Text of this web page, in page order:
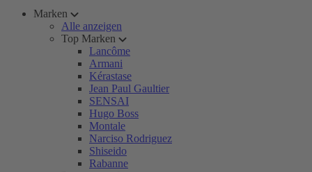
Marken
Alle anzeigen
Top Marken
Lancôme
Armani
Kérastase
Jean Paul Gaultier
SENSAI
Hugo Boss
Montale
Narciso Rodriguez
Shiseido
Rabanne